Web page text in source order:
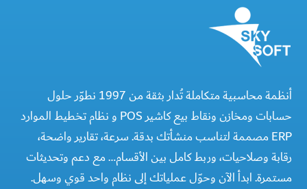
أنظمة محاسبية متكاملة تُدار بثقة من 1997 نطوّر حلول
حسابات ومخازن ونقاط بيع كاشير POS و نظام تخطيط الموارد
ERP مصممة لتناسب منشأتك بدقة. سرعة، تقارير واضحة،
رقابة وصلاحيات، وربط كامل بين الأقسام… مع دعم وتحديثات
مستمرة. ابدأ الآن وحوّل عملياتك إلى نظام واحد قوي وسهل.